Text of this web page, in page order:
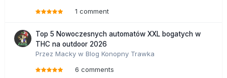
fizyczna niewielka, to doniesienia o tym, jaki to
jest, że po marihuanie człowiek zachowuje się jak
przygłupiasty wesołek, trudno też zapamiętuje, fatalnie się
uczy. Ale to mija. Chyba że ktoś pali po kilka skrętów
takich osób naprawdę zauważamy spadek poziomu
1 comment
Top 5 Nowoczesnych automatów XXL bogatych w
THC na outdoor 2026
Przez Macky w Blog Konopny Trawka
6 comments